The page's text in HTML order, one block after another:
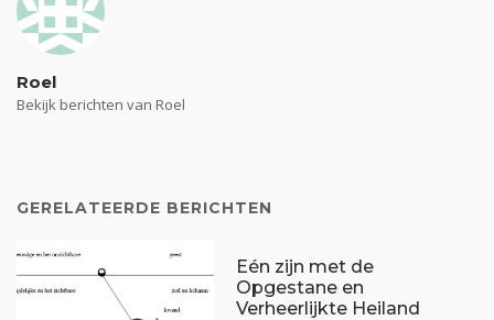
Roel
Bekijk berichten van Roel
GERELATEERDE BERICHTEN
Eén zijn met de
Opgestane en
Verheerlijkte Heiland